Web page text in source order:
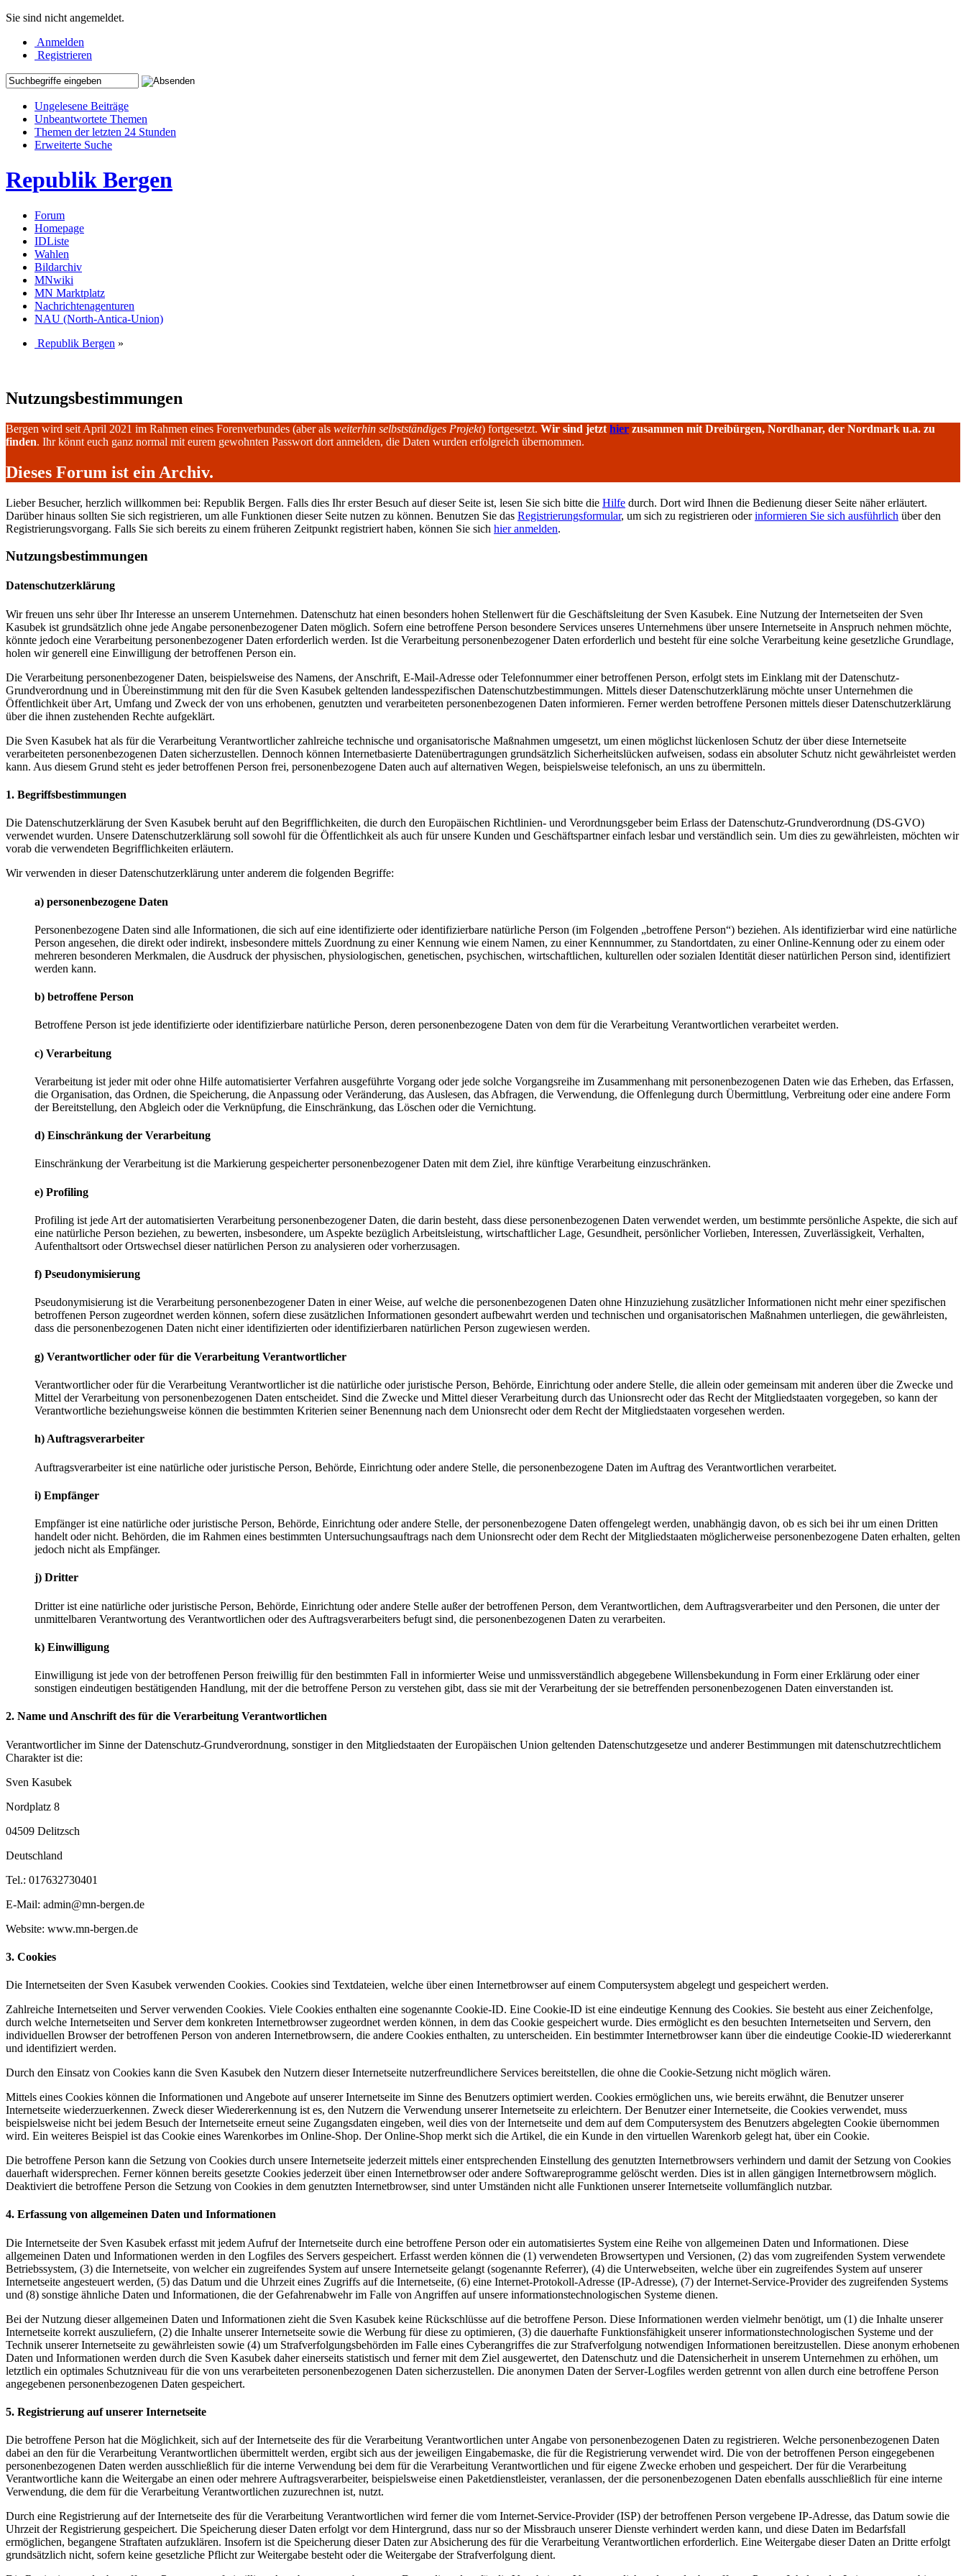
Sie sind nicht angemeldet.
Anmelden
Registrieren
Ungelesene Beiträge
Unbeantwortete Themen
Themen der letzten 24 Stunden
Erweiterte Suche
Republik Bergen
Forum
Homepage
IDListe
Wahlen
Bildarchiv
MNwiki
MN Marktplatz
Nachrichtenagenturen
NAU (North-Antica-Union)
Republik Bergen »
Nutzungsbestimmungen
Bergen wird seit April 2021 im Rahmen eines Forenverbundes (aber als weiterhin selbstständiges Projekt) fortgesetzt. Wir sind jetzt hier zusammen mit Dreibürgen, Nordhanar, der Nordmark u.a. zu
finden. Ihr könnt euch ganz normal mit eurem gewohnten Passwort dort anmelden, die Daten wurden erfolgreich übernommen.
Dieses Forum ist ein Archiv.
Lieber Besucher, herzlich willkommen bei: Republik Bergen. Falls dies Ihr erster Besuch auf dieser Seite ist, lesen Sie sich bitte die Hilfe durch. Dort wird Ihnen die Bedienung dieser Seite näher erläutert.
Darüber hinaus sollten Sie sich registrieren, um alle Funktionen dieser Seite nutzen zu können. Benutzen Sie das Registrierungsformular, um sich zu registrieren oderinformieren Sie sich ausführlich über den
Registrierungsvorgang. Falls Sie sich bereits zu einem früheren Zeitpunkt registriert haben, können Sie sich hier anmelden.
Nutzungsbestimmungen
Datenschutzerklärung
Wir freuen uns sehr über Ihr Interesse an unserem Unternehmen. Datenschutz hat einen besonders hohen Stellenwert für die Geschäftsleitung der Sven Kasubek. Eine Nutzung der Internetseiten der Sven
Kasubek ist grundsätzlich ohne jede Angabe personenbezogener Daten möglich. Sofern eine betroffene Person besondere Services unseres Unternehmens über unsere Internetseite in Anspruch nehmen möchte,
könnte jedoch eine Verarbeitung personenbezogener Daten erforderlich werden. Ist die Verarbeitung personenbezogener Daten erforderlich und besteht für eine solche Verarbeitung keine gesetzliche Grundlage,
holen wir generell eine Einwilligung der betroffenen Person ein.
Die Verarbeitung personenbezogener Daten, beispielsweise des Namens, der Anschrift, E-Mail-Adresse oder Telefonnummer einer betroffenen Person, erfolgt stets im Einklang mit der Datenschutz-
Grundverordnung und in Übereinstimmung mit den für die Sven Kasubek geltenden landesspezifischen Datenschutzbestimmungen. Mittels dieser Datenschutzerklärung möchte unser Unternehmen die
Öffentlichkeit über Art, Umfang und Zweck der von uns erhobenen, genutzten und verarbeiteten personenbezogenen Daten informieren. Ferner werden betroffene Personen mittels dieser Datenschutzerklärung
über die ihnen zustehenden Rechte aufgeklärt.
Die Sven Kasubek hat als für die Verarbeitung Verantwortlicher zahlreiche technische und organisatorische Maßnahmen umgesetzt, um einen möglichst lückenlosen Schutz der über diese Internetseite
verarbeiteten personenbezogenen Daten sicherzustellen. Dennoch können Internetbasierte Datenübertragungen grundsätzlich Sicherheitslücken aufweisen, sodass ein absoluter Schutz nicht gewährleistet werden
kann. Aus diesem Grund steht es jeder betroffenen Person frei, personenbezogene Daten auch auf alternativen Wegen, beispielsweise telefonisch, an uns zu übermitteln.
1. Begriffsbestimmungen
Die Datenschutzerklärung der Sven Kasubek beruht auf den Begrifflichkeiten, die durch den Europäischen Richtlinien- und Verordnungsgeber beim Erlass der Datenschutz-Grundverordnung (DS-GVO)
verwendet wurden. Unsere Datenschutzerklärung soll sowohl für die Öffentlichkeit als auch für unsere Kunden und Geschäftspartner einfach lesbar und verständlich sein. Um dies zu gewährleisten, möchten wir
vorab die verwendeten Begrifflichkeiten erläutern.
Wir verwenden in dieser Datenschutzerklärung unter anderem die folgenden Begriffe:
a) personenbezogene Daten
Personenbezogene Daten sind alle Informationen, die sich auf eine identifizierte oder identifizierbare natürliche Person (im Folgenden „betroffene Person“) beziehen. Als identifizierbar wird eine natürliche
Person angesehen, die direkt oder indirekt, insbesondere mittels Zuordnung zu einer Kennung wie einem Namen, zu einer Kennnummer, zu Standortdaten, zu einer Online-Kennung oder zu einem oder
mehreren besonderen Merkmalen, die Ausdruck der physischen, physiologischen, genetischen, psychischen, wirtschaftlichen, kulturellen oder sozialen Identität dieser natürlichen Person sind, identifiziert
werden kann.
b) betroffene Person
Betroffene Person ist jede identifizierte oder identifizierbare natürliche Person, deren personenbezogene Daten von dem für die Verarbeitung Verantwortlichen verarbeitet werden.
c) Verarbeitung
Verarbeitung ist jeder mit oder ohne Hilfe automatisierter Verfahren ausgeführte Vorgang oder jede solche Vorgangsreihe im Zusammenhang mit personenbezogenen Daten wie das Erheben, das Erfassen,
die Organisation, das Ordnen, die Speicherung, die Anpassung oder Veränderung, das Auslesen, das Abfragen, die Verwendung, die Offenlegung durch Übermittlung, Verbreitung oder eine andere Form
der Bereitstellung, den Abgleich oder die Verknüpfung, die Einschränkung, das Löschen oder die Vernichtung.
d) Einschränkung der Verarbeitung
Einschränkung der Verarbeitung ist die Markierung gespeicherter personenbezogener Daten mit dem Ziel, ihre künftige Verarbeitung einzuschränken.
e) Profiling
Profiling ist jede Art der automatisierten Verarbeitung personenbezogener Daten, die darin besteht, dass diese personenbezogenen Daten verwendet werden, um bestimmte persönliche Aspekte, die sich auf
eine natürliche Person beziehen, zu bewerten, insbesondere, um Aspekte bezüglich Arbeitsleistung, wirtschaftlicher Lage, Gesundheit, persönlicher Vorlieben, Interessen, Zuverlässigkeit, Verhalten,
Aufenthaltsort oder Ortswechsel dieser natürlichen Person zu analysieren oder vorherzusagen.
f) Pseudonymisierung
Pseudonymisierung ist die Verarbeitung personenbezogener Daten in einer Weise, auf welche die personenbezogenen Daten ohne Hinzuziehung zusätzlicher Informationen nicht mehr einer spezifischen
betroffenen Person zugeordnet werden können, sofern diese zusätzlichen Informationen gesondert aufbewahrt werden und technischen und organisatorischen Maßnahmen unterliegen, die gewährleisten,
dass die personenbezogenen Daten nicht einer identifizierten oder identifizierbaren natürlichen Person zugewiesen werden.
g) Verantwortlicher oder für die Verarbeitung Verantwortlicher
Verantwortlicher oder für die Verarbeitung Verantwortlicher ist die natürliche oder juristische Person, Behörde, Einrichtung oder andere Stelle, die allein oder gemeinsam mit anderen über die Zwecke und
Mittel der Verarbeitung von personenbezogenen Daten entscheidet. Sind die Zwecke und Mittel dieser Verarbeitung durch das Unionsrecht oder das Recht der Mitgliedstaaten vorgegeben, so kann der
Verantwortliche beziehungsweise können die bestimmten Kriterien seiner Benennung nach dem Unionsrecht oder dem Recht der Mitgliedstaaten vorgesehen werden.
h) Auftragsverarbeiter
Auftragsverarbeiter ist eine natürliche oder juristische Person, Behörde, Einrichtung oder andere Stelle, die personenbezogene Daten im Auftrag des Verantwortlichen verarbeitet.
i) Empfänger
Empfänger ist eine natürliche oder juristische Person, Behörde, Einrichtung oder andere Stelle, der personenbezogene Daten offengelegt werden, unabhängig davon, ob es sich bei ihr um einen Dritten
handelt oder nicht. Behörden, die im Rahmen eines bestimmten Untersuchungsauftrags nach dem Unionsrecht oder dem Recht der Mitgliedstaaten möglicherweise personenbezogene Daten erhalten, gelten
jedoch nicht als Empfänger.
j) Dritter
Dritter ist eine natürliche oder juristische Person, Behörde, Einrichtung oder andere Stelle außer der betroffenen Person, dem Verantwortlichen, dem Auftragsverarbeiter und den Personen, die unter der
unmittelbaren Verantwortung des Verantwortlichen oder des Auftragsverarbeiters befugt sind, die personenbezogenen Daten zu verarbeiten.
k) Einwilligung
Einwilligung ist jede von der betroffenen Person freiwillig für den bestimmten Fall in informierter Weise und unmissverständlich abgegebene Willensbekundung in Form einer Erklärung oder einer
sonstigen eindeutigen bestätigenden Handlung, mit der die betroffene Person zu verstehen gibt, dass sie mit der Verarbeitung der sie betreffenden personenbezogenen Daten einverstanden ist.
2. Name und Anschrift des für die Verarbeitung Verantwortlichen
Verantwortlicher im Sinne der Datenschutz-Grundverordnung, sonstiger in den Mitgliedstaaten der Europäischen Union geltenden Datenschutzgesetze und anderer Bestimmungen mit datenschutzrechtlichem
Charakter ist die:
Sven Kasubek
Nordplatz 8
04509 Delitzsch
Deutschland
Tel.: 017632730401
E-Mail: admin@mn-bergen.de
Website: www.mn-bergen.de
3. Cookies
Die Internetseiten der Sven Kasubek verwenden Cookies. Cookies sind Textdateien, welche über einen Internetbrowser auf einem Computersystem abgelegt und gespeichert werden.
Zahlreiche Internetseiten und Server verwenden Cookies. Viele Cookies enthalten eine sogenannte Cookie-ID. Eine Cookie-ID ist eine eindeutige Kennung des Cookies. Sie besteht aus einer Zeichenfolge,
durch welche Internetseiten und Server dem konkreten Internetbrowser zugeordnet werden können, in dem das Cookie gespeichert wurde. Dies ermöglicht es den besuchten Internetseiten und Servern, den
individuellen Browser der betroffenen Person von anderen Internetbrowsern, die andere Cookies enthalten, zu unterscheiden. Ein bestimmter Internetbrowser kann über die eindeutige Cookie-ID wiedererkannt
und identifiziert werden.
Durch den Einsatz von Cookies kann die Sven Kasubek den Nutzern dieser Internetseite nutzerfreundlichere Services bereitstellen, die ohne die Cookie-Setzung nicht möglich wären.
Mittels eines Cookies können die Informationen und Angebote auf unserer Internetseite im Sinne des Benutzers optimiert werden. Cookies ermöglichen uns, wie bereits erwähnt, die Benutzer unserer
Internetseite wiederzuerkennen. Zweck dieser Wiedererkennung ist es, den Nutzern die Verwendung unserer Internetseite zu erleichtern. Der Benutzer einer Internetseite, die Cookies verwendet, muss
beispielsweise nicht bei jedem Besuch der Internetseite erneut seine Zugangsdaten eingeben, weil dies von der Internetseite und dem auf dem Computersystem des Benutzers abgelegten Cookie übernommen
wird. Ein weiteres Beispiel ist das Cookie eines Warenkorbes im Online-Shop. Der Online-Shop merkt sich die Artikel, die ein Kunde in den virtuellen Warenkorb gelegt hat, über ein Cookie.
Die betroffene Person kann die Setzung von Cookies durch unsere Internetseite jederzeit mittels einer entsprechenden Einstellung des genutzten Internetbrowsers verhindern und damit der Setzung von Cookies
dauerhaft widersprechen. Ferner können bereits gesetzte Cookies jederzeit über einen Internetbrowser oder andere Softwareprogramme gelöscht werden. Dies ist in allen gängigen Internetbrowsern möglich.
Deaktiviert die betroffene Person die Setzung von Cookies in dem genutzten Internetbrowser, sind unter Umständen nicht alle Funktionen unserer Internetseite vollumfänglich nutzbar.
4. Erfassung von allgemeinen Daten und Informationen
Die Internetseite der Sven Kasubek erfasst mit jedem Aufruf der Internetseite durch eine betroffene Person oder ein automatisiertes System eine Reihe von allgemeinen Daten und Informationen. Diese
allgemeinen Daten und Informationen werden in den Logfiles des Servers gespeichert. Erfasst werden können die (1) verwendeten Browsertypen und Versionen, (2) das vom zugreifenden System verwendete
Betriebssystem, (3) die Internetseite, von welcher ein zugreifendes System auf unsere Internetseite gelangt (sogenannte Referrer), (4) die Unterwebseiten, welche über ein zugreifendes System auf unserer
Internetseite angesteuert werden, (5) das Datum und die Uhrzeit eines Zugriffs auf die Internetseite, (6) eine Internet-Protokoll-Adresse (IP-Adresse), (7) der Internet-Service-Provider des zugreifenden Systems
und (8) sonstige ähnliche Daten und Informationen, die der Gefahrenabwehr im Falle von Angriffen auf unsere informationstechnologischen Systeme dienen.
Bei der Nutzung dieser allgemeinen Daten und Informationen zieht die Sven Kasubek keine Rückschlüsse auf die betroffene Person. Diese Informationen werden vielmehr benötigt, um (1) die Inhalte unserer
Internetseite korrekt auszuliefern, (2) die Inhalte unserer Internetseite sowie die Werbung für diese zu optimieren, (3) die dauerhafte Funktionsfähigkeit unserer informationstechnologischen Systeme und der
Technik unserer Internetseite zu gewährleisten sowie (4) um Strafverfolgungsbehörden im Falle eines Cyberangriffes die zur Strafverfolgung notwendigen Informationen bereitzustellen. Diese anonym erhobenen
Daten und Informationen werden durch die Sven Kasubek daher einerseits statistisch und ferner mit dem Ziel ausgewertet, den Datenschutz und die Datensicherheit in unserem Unternehmen zu erhöhen, um
letztlich ein optimales Schutzniveau für die von uns verarbeiteten personenbezogenen Daten sicherzustellen. Die anonymen Daten der Server-Logfiles werden getrennt von allen durch eine betroffene Person
angegebenen personenbezogenen Daten gespeichert.
5. Registrierung auf unserer Internetseite
Die betroffene Person hat die Möglichkeit, sich auf der Internetseite des für die Verarbeitung Verantwortlichen unter Angabe von personenbezogenen Daten zu registrieren. Welche personenbezogenen Daten
dabei an den für die Verarbeitung Verantwortlichen übermittelt werden, ergibt sich aus der jeweiligen Eingabemaske, die für die Registrierung verwendet wird. Die von der betroffenen Person eingegebenen
personenbezogenen Daten werden ausschließlich für die interne Verwendung bei dem für die Verarbeitung Verantwortlichen und für eigene Zwecke erhoben und gespeichert. Der für die Verarbeitung
Verantwortliche kann die Weitergabe an einen oder mehrere Auftragsverarbeiter, beispielsweise einen Paketdienstleister, veranlassen, der die personenbezogenen Daten ebenfalls ausschließlich für eine interne
Verwendung, die dem für die Verarbeitung Verantwortlichen zuzurechnen ist, nutzt.
Durch eine Registrierung auf der Internetseite des für die Verarbeitung Verantwortlichen wird ferner die vom Internet-Service-Provider (ISP) der betroffenen Person vergebene IP-Adresse, das Datum sowie die
Uhrzeit der Registrierung gespeichert. Die Speicherung dieser Daten erfolgt vor dem Hintergrund, dass nur so der Missbrauch unserer Dienste verhindert werden kann, und diese Daten im Bedarfsfall
ermöglichen, begangene Straftaten aufzuklären. Insofern ist die Speicherung dieser Daten zur Absicherung des für die Verarbeitung Verantwortlichen erforderlich. Eine Weitergabe dieser Daten an Dritte erfolgt
grundsätzlich nicht, sofern keine gesetzliche Pflicht zur Weitergabe besteht oder die Weitergabe der Strafverfolgung dient.